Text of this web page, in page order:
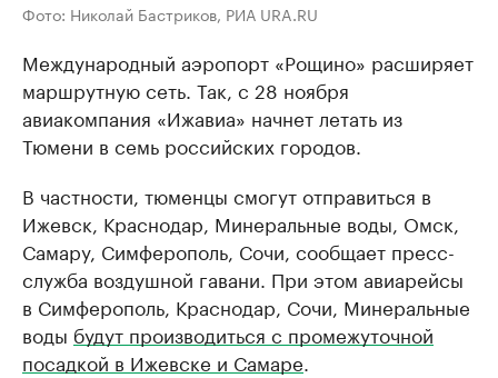
Фото: Николай Бастриков, РИА URA.RU
Международный аэропорт «Рощино» расширяет
маршрутную сеть. Так, с 28 ноября
авиакомпания «Ижавиа» начнет летать из
Тюмени в семь российских городов.
В частности, тюменцы смогут отправиться в
Ижевск, Краснодар, Минеральные воды, Омск,
Самару, Симферополь, Сочи, сообщает пресс-
служба воздушной гавани. При этом авиарейсы
в Симферополь, Краснодар, Сочи, Минеральные
воды будут производиться с промежуточной
посадкой в Ижевске и Самаре.